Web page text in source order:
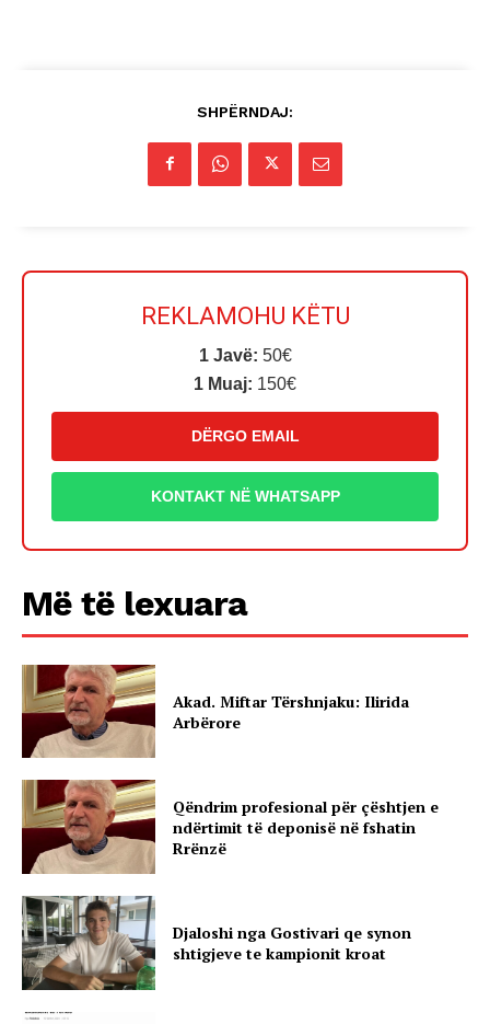
SHPËRNDAJ:
REKLAMOHU KËTU
1 Javë: 50€
1 Muaj: 150€
DËRGO EMAIL
KONTAKT NË WHATSAPP
Më të lexuara
Akad. Miftar Tërshnjaku: Ilirida
Arbërore
Qëndrim profesional për çështjen e
ndërtimit të deponisë në fshatin
Rrënzë
Djaloshi nga Gostivari qe synon
shtigjeve te kampionit kroat